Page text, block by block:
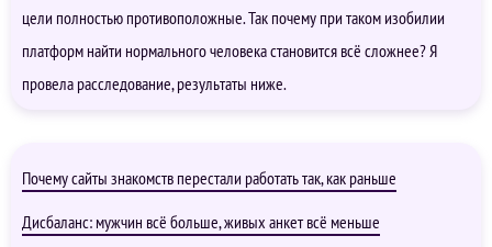
цели полностью противоположные. Так почему при таком изобилии
платформ найти нормального человека становится всё сложнее? Я
провела расследование, результаты ниже.
Почему сайты знакомств перестали работать так, как раньше
Дисбаланс: мужчин всё больше, живых анкет всё меньше